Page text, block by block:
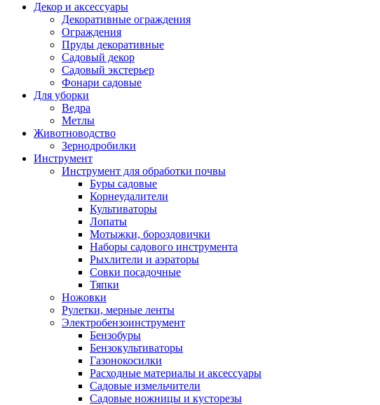
Декор и аксессуары
Декоративные ограждения
Ограждения
Пруды декоративные
Садовый декор
Садовый экстерьер
Фонари садовые
Для уборки
Ведра
Метлы
Животноводство
Зернодробилки
Инструмент
Инструмент для обработки почвы
Буры садовые
Корнеудалители
Культиваторы
Лопаты
Мотыжки, бороздовички
Наборы садового инструмента
Рыхлители и аэраторы
Совки посадочные
Тяпки
Ножовки
Рулетки, мерные ленты
Электробензоинструмент
Бензобуры
Бензокультиваторы
Газонокосилки
Расходные материалы и аксессуары
Садовые измельчители
Садовые ножницы и кусторезы